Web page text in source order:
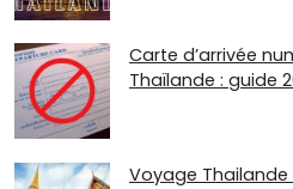
Carte d’arrivée
Thaïlande : guide
Voyage Thailande